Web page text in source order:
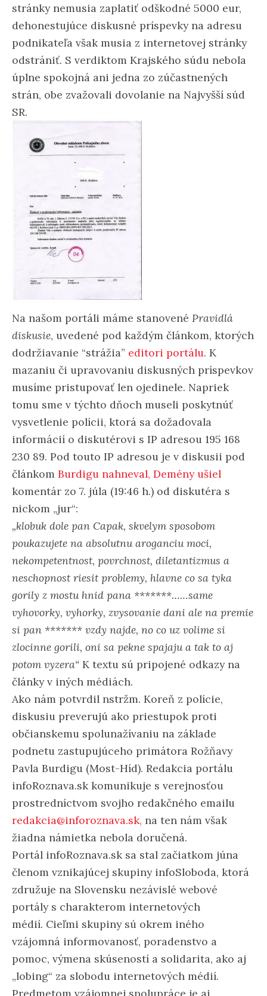
stránky nemusia zaplatiť odškodné 5000 eur,
dehonestujúce diskusné príspevky na adresu
podnikateľa však musia z internetovej stránky
odstrániť. S verdiktom Krajského súdu nebola
úplne spokojná ani jedna zo zúčastnených
strán, obe zvažovali dovolanie na Najvyšší súd
SR.
Na našom portáli máme stanovené Pravidlá
diskusie, uvedené pod každým článkom, ktorých
dodržiavanie “strážia” editori portálu. K
mazaniu či upravovaniu diskusných príspevkov
musíme pristupovať len ojedinele. Napriek
tomu sme v týchto dňoch museli poskytnúť
vysvetlenie polícii, ktorá sa dožadovala
informácií o diskutérovi s IP adresou 195 168
230 89. Pod touto IP adresou je v diskusii pod
článkom Burdigu nahneval, Demény ušiel
komentár zo 7. júla (19:46 h.) od diskutéra s
nickom „jur“:
„klobuk dole pan Capak, skvelym sposobom
poukazujete na absolutnu aroganciu moci,
nekompetentnost, povrchnost, diletantizmus a
neschopnost riesit problemy, hlavne co sa tyka
gorily z mostu hnid pana *******……same
vyhovorky, vyhorky, zvysovanie dani ale na premie
si pan ******* vzdy najde, no co uz volime si
zlocinne gorili, oni sa pekne spajaju a tak to aj
potom vyzera“ K textu sú pripojené odkazy na
články v iných médiách.
Ako nám potvrdil nstržm. Koreň z polície,
diskusiu preverujú ako priestupok proti
občianskemu spolunažívaniu na základe
podnetu zastupujúceho primátora Rožňavy
Pavla Burdigu (Most-Híd). Redakcia portálu
infoRoznava.sk komunikuje s verejnosťou
prostredníctvom svojho redakčného emailu
redakcia@inforoznava.sk, na ten nám však
žiadna námietka nebola doručená.
Portál infoRoznava.sk sa stal začiatkom júna
členom vznikajúcej skupiny infoSloboda, ktorá
združuje na Slovensku nezávislé webové
portály s charakterom internetových
médií. Cieľmi skupiny sú okrem iného
vzájomná informovanosť, poradenstvo a
pomoc, výmena skúseností a solidarita, ako aj
„lobing“ za slobodu internetových médií.